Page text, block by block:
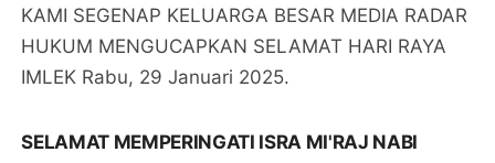
KAMI SEGENAP KELUARGA BESAR MEDIA RADAR
HUKUM MENGUCAPKAN SELAMAT HARI RAYA
IMLEK Rabu, 29 Januari 2025.
SELAMAT MEMPERINGATI ISRA MI'RAJ NABI